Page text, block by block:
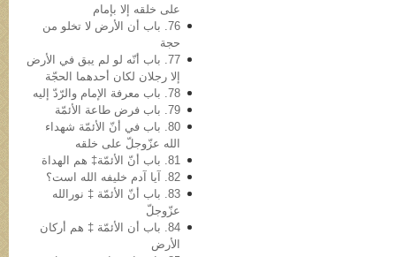
علی خلقه إلا بإمام
76. باب أن الأرض لا تخلو من
حجة
77. باب أنّه لو لم یبق في الأرض
إلا رجلان لکان أحدهما الحجّة
78. باب معرفة الإمام والرّدّ إلیه
79. باب فرض طاعة الأئمّة
80. باب في أنّ الأئمّة شهداء
الله عزّوجلّ على خلقه
81. باب أنّ الأئمّة‡ هم الهداة
82. آیا آدم خلیفه‌ الله است؟
83. باب أنّ الأئمّة ‡ نورالله
عزّوجلّ
84. باب أن الأئمّة ‡ هم أرکان
الأرض